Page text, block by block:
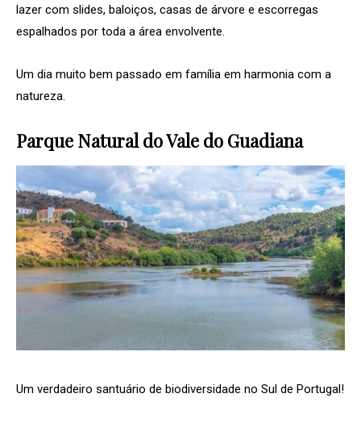
lazer com slides, baloiços, casas de árvore e escorregas
espalhados por toda a área envolvente.
Um dia muito bem passado em família em harmonia com a
natureza.
Parque Natural do Vale do Guadiana
Um verdadeiro santuário de biodiversidade no Sul de Portugal!